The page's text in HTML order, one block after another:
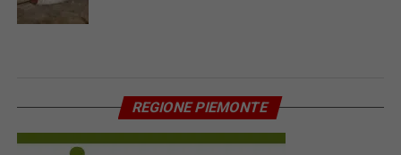
REGIONE PIEMONTE